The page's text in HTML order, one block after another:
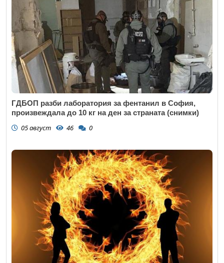
ГДБОП разби лаборатория за фентанил в София,
произвеждала до 10 кг на ден за страната (снимки)
05 август 46 0